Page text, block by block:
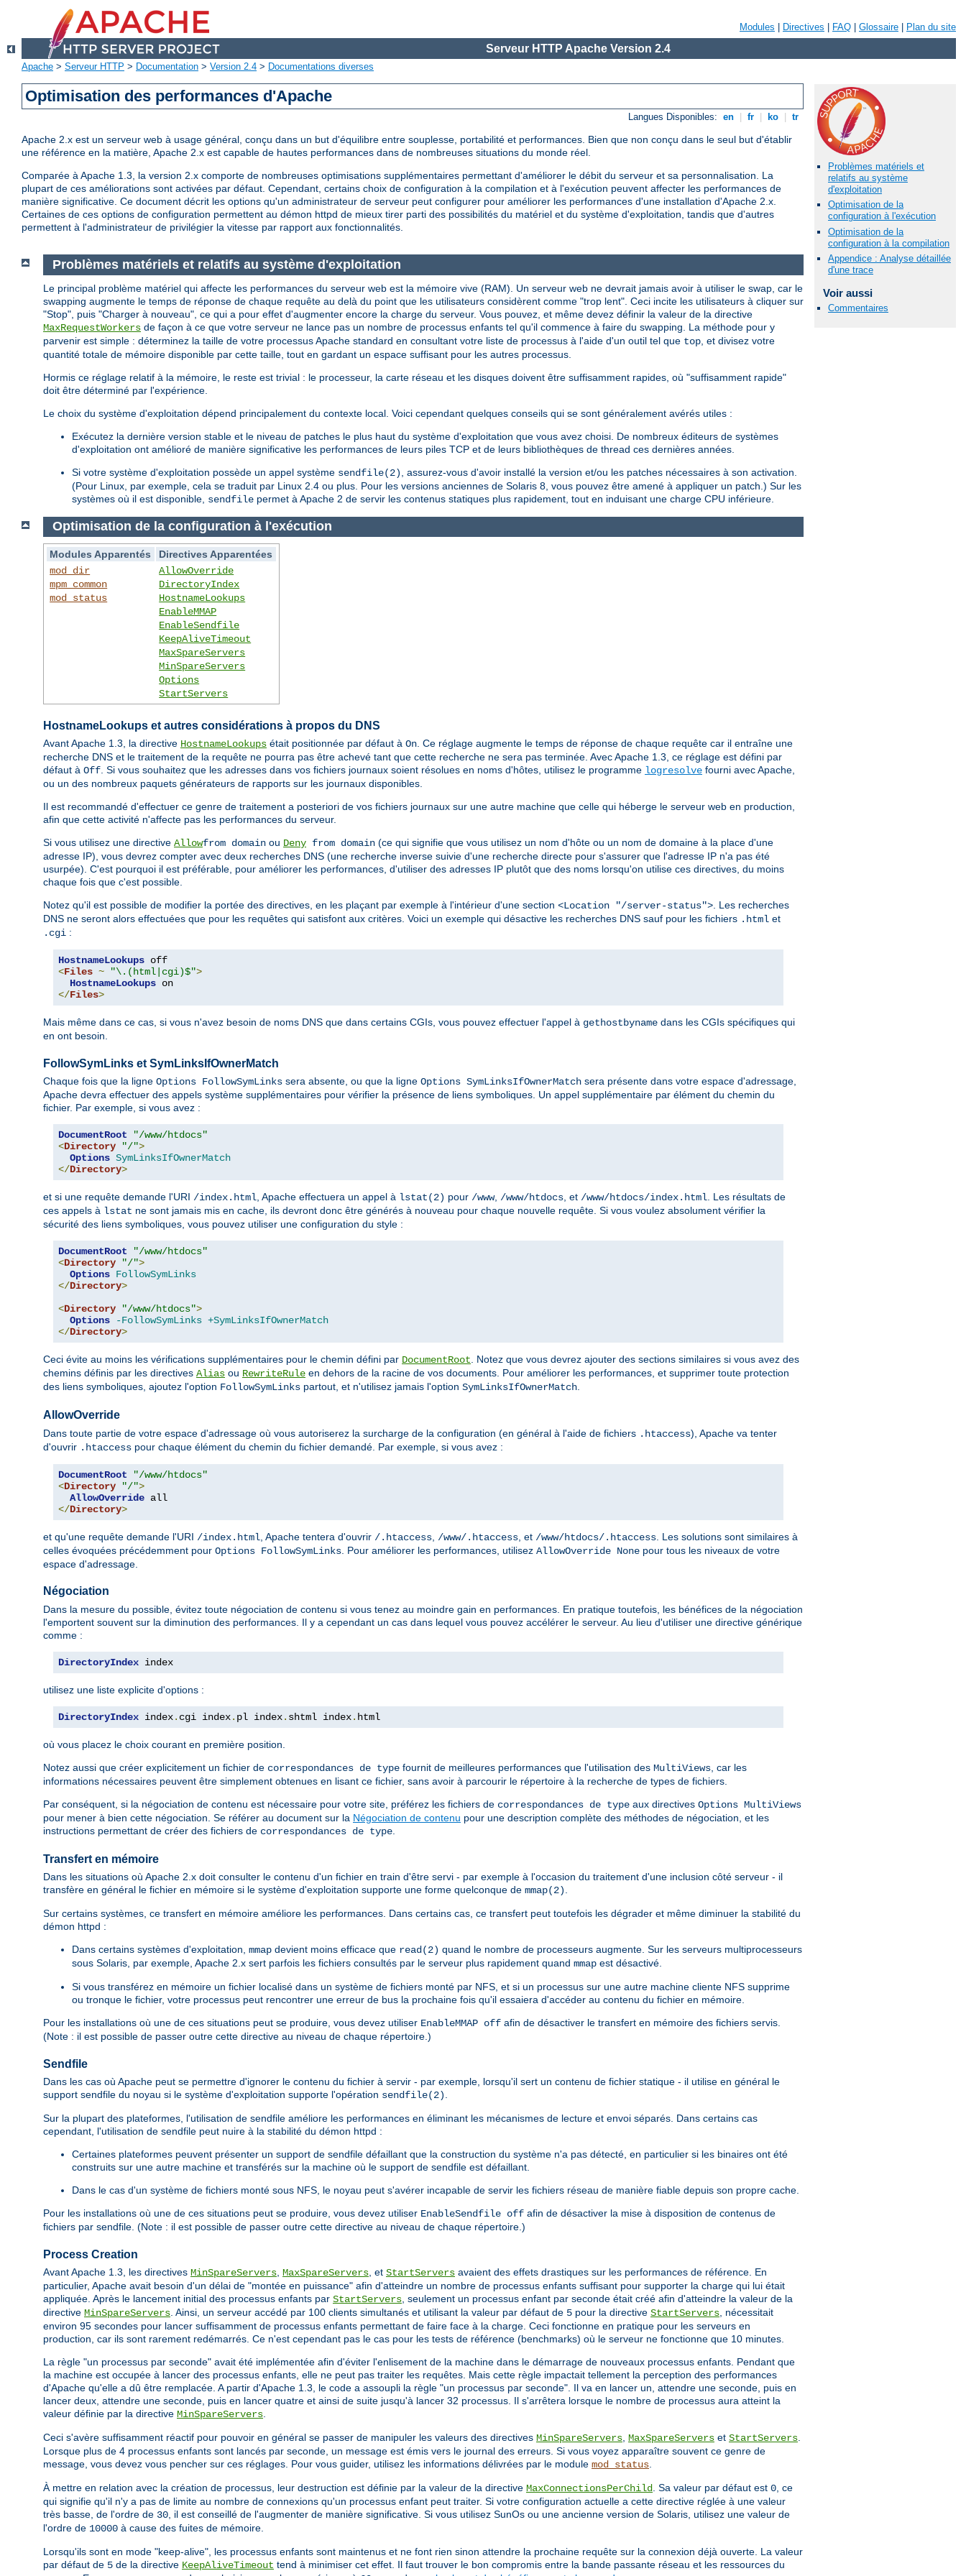
Modules Directives FAQ Glossaire Plan du site
Serveur HTTP Apache Version 2.4
Apache > Serveur HTTP > Documentation > Version 2.4 > Documentations diverses
Optimisation des performances d'Apache
Langues Disponibles: en fr ko tr
Apache 2.x est un serveur web à usage général, conçu dans un but d'équilibre entre souplesse, portabilité et performances. Bien que non conçu dans le seul but d'établir
une référence en la matière, Apache 2.x est capable de hautes performances dans de nombreuses situations du monde réel.
Comparée à Apache 1.3, la version 2.x comporte de nombreuses optimisations supplémentaires permettant d'améliorer le débit du serveur et sa personnalisation. La
plupart de ces améliorations sont activées par défaut. Cependant, certains choix de configuration à la compilation et à l'exécution peuvent affecter les performances de
manière significative. Ce document décrit les options qu'un administrateur de serveur peut configurer pour améliorer les performances d'une installation d'Apache 2.x.
Certaines de ces options de configuration permettent au démon httpd de mieux tirer parti des possibilités du matériel et du système d'exploitation, tandis que d'autres
permettent à l'administrateur de privilégier la vitesse par rapport aux fonctionnalités.
Problèmes matériels et
relatifs au système
d'exploitation
Optimisation de la
configuration à l'exécution
Optimisation de la
configuration à la compilation
Appendice : Analyse détaillée
d'une trace
Voir aussi
Commentaires
Problèmes matériels et relatifs au système d'exploitation
Le principal problème matériel qui affecte les performances du serveur web est la mémoire vive (RAM). Un serveur web ne devrait jamais avoir à utiliser le swap, car le
swapping augmente le temps de réponse de chaque requête au delà du point que les utilisateurs considèrent comme "trop lent". Ceci incite les utilisateurs à cliquer sur
"Stop", puis "Charger à nouveau", ce qui a pour effet d'augmenter encore la charge du serveur. Vous pouvez, et même devez définir la valeur de la directive
MaxRequestWorkers de façon à ce que votre serveur ne lance pas un nombre de processus enfants tel qu'il commence à faire du swapping. La méthode pour y
parvenir est simple : déterminez la taille de votre processus Apache standard en consultant votre liste de processus à l'aide d'un outil tel que top , et divisez votre
quantité totale de mémoire disponible par cette taille, tout en gardant un espace suffisant pour les autres processus.
Hormis ce réglage relatif à la mémoire, le reste est trivial : le processeur, la carte réseau et les disques doivent être suffisamment rapides, où "suffisamment rapide"
doit être déterminé par l'expérience.
Le choix du système d'exploitation dépend principalement du contexte local. Voici cependant quelques conseils qui se sont généralement avérés utiles :
Exécutez la dernière version stable et le niveau de patches le plus haut du système d'exploitation que vous avez choisi. De nombreux éditeurs de systèmes
d'exploitation ont amélioré de manière significative les performances de leurs piles TCP et de leurs bibliothèques de thread ces dernières années.
Si votre système d'exploitation possède un appel système sendfile(2)
, assurez-vous d'avoir installé la version et/ou les patches nécessaires à son activation.
(Pour Linux, par exemple, cela se traduit par Linux 2.4 ou plus. Pour les versions anciennes de Solaris 8, vous pouvez être amené à appliquer un patch.) Sur les
systèmes où il est disponible, sendfile permet à Apache 2 de servir les contenus statiques plus rapidement, tout en induisant une charge CPU inférieure.
Optimisation de la configuration à l'exécution
Modules Apparentés
Directives Apparentées
mod_dir
mpm_common
mod_status
AllowOverride
DirectoryIndex
HostnameLookups
EnableMMAP
EnableSendfile
KeepAliveTimeout
MaxSpareServers
MinSpareServers
Options
StartServers
HostnameLookups et autres considérations à propos du DNS
Avant Apache 1.3, la directive HostnameLookups était positionnée par défaut à On. Ce réglage augmente le temps de réponse de chaque requête car il entraîne une
recherche DNS et le traitement de la requête ne pourra pas être achevé tant que cette recherche ne sera pas terminée. Avec Apache 1.3, ce réglage est défini par
défaut à Off. Si vous souhaitez que les adresses dans vos fichiers journaux soient résolues en noms d'hôtes, utilisez le programme logresolve fourni avec Apache,
ou un des nombreux paquets générateurs de rapports sur les journaux disponibles.
Il est recommandé d'effectuer ce genre de traitement a posteriori de vos fichiers journaux sur une autre machine que celle qui héberge le serveur web en production,
afin que cette activité n'affecte pas les performances du serveur.
Si vous utilisez une directive Allowfrom domain ou Deny from domain (ce qui signifie que vous utilisez un nom d'hôte ou un nom de domaine à la place d'une
adresse IP), vous devrez compter avec deux recherches DNS (une recherche inverse suivie d'une recherche directe pour s'assurer que l'adresse IP n'a pas été
usurpée). C'est pourquoi il est préférable, pour améliorer les performances, d'utiliser des adresses IP plutôt que des noms lorsqu'on utilise ces directives, du moins
chaque fois que c'est possible.
Notez qu'il est possible de modifier la portée des directives, en les plaçant par exemple à l'intérieur d'une section <Location "/server-status">. Les recherches
DNS ne seront alors effectuées que pour les requêtes qui satisfont aux critères. Voici un exemple qui désactive les recherches DNS sauf pour les fichiers .html et
.cgi :
HostnameLookups
<Files ~ "\.(html|cgi)$">
HostnameLookups
</Files>
Mais même dans ce cas, si vous n'avez besoin de noms DNS que dans certains CGIs, vous pouvez effectuer l'appel à gethostbyname dans les CGIs spécifiques qui
en ont besoin.
FollowSymLinks et SymLinksIfOwnerMatch
Chaque fois que la ligne Options FollowSymLinks sera absente, ou que la ligne Options SymLinksIfOwnerMatch sera présente dans votre espace d'adressage,
Apache devra effectuer des appels système supplémentaires pour vérifier la présence de liens symboliques. Un appel supplémentaire par élément du chemin du
fichier. Par exemple, si vous avez :
DocumentRoot
"/www/htdocs"
<Directory "/">
Options SymLinksIfOwnerMatch
</Directory>
et si une requête demande l'URI /index.html, Apache effectuera un appel à lstat(2) pour /www, /www/htdocs, et /www/htdocs/index.html. Les résultats de
ces appels à lstat ne sont jamais mis en cache, ils devront donc être générés à nouveau pour chaque nouvelle requête. Si vous voulez absolument vérifier la
sécurité des liens symboliques, vous pouvez utiliser une configuration du style :
DocumentRoot
"/www/htdocs"
<Directory "/">
Options FollowSymLinks
</Directory>
<Directory "/www/htdocs">
Options
-FollowSymLinks +SymLinksIfOwnerMatch
</Directory>
Ceci évite au moins les vérifications supplémentaires pour le chemin défini par DocumentRoot. Notez que vous devrez ajouter des sections similaires si vous avez des
chemins définis par les directives Alias ou RewriteRule en dehors de la racine de vos documents. Pour améliorer les performances, et supprimer toute protection
des liens symboliques, ajoutez l'option FollowSymLinks partout, et n'utilisez jamais l'option SymLinksIfOwnerMatch.
AllowOverride
Dans toute partie de votre espace d'adressage où vous autoriserez la surcharge de la configuration (en général à l'aide de fichiers .htaccess), Apache va tenter
d'ouvrir .htaccess pour chaque élément du chemin du fichier demandé. Par exemple, si vous avez :
DocumentRoot
"/www/htdocs"
<Directory "/">
AllowOverride
</Directory>
et qu'une requête demande l'URI /index.html , Apache tentera d'ouvrir /.htaccess /www/.htaccess , et /www/htdocs/.htaccess . Les solutions sont similaires à
celles évoquées précédemment pour Options FollowSymLinks . Pour améliorer les performances, utilisez AllowOverride None pour tous les niveaux de votre
espace d'adressage.
Négociation
Dans la mesure du possible, évitez toute négociation de contenu si vous tenez au moindre gain en performances. En pratique toutefois, les bénéfices de la négociation
l'emportent souvent sur la diminution des performances. Il y a cependant un cas dans lequel vous pouvez accélérer le serveur. Au lieu d'utiliser une directive générique
comme :
DirectoryIndex index
utilisez une liste explicite d'options :
DirectoryIndex index. cgi index. pl index. shtml index. html
où vous placez le choix courant en première position.
Notez aussi que créer explicitement un fichier de correspondances de type fournit de meilleures performances que l'utilisation des MultiViews , car les
informations nécessaires peuvent être simplement obtenues en lisant ce fichier, sans avoir à parcourir le répertoire à la recherche de types de fichiers.
Par conséquent, si la négociation de contenu est nécessaire pour votre site, préférez les fichiers de correspondances de type aux directives Options MultiViews
pour mener à bien cette négociation. Se référer au document sur la Négociation de contenu pour une description complète des méthodes de négociation, et les
instructions permettant de créer des fichiers de correspondances de type
Transfert en mémoire
Dans les situations où Apache 2.x doit consulter le contenu d'un fichier en train d'être servi - par exemple à l'occasion du traitement d'une inclusion côté serveur - il
transfère en général le fichier en mémoire si le système d'exploitation supporte une forme quelconque de mmap(2)
Sur certains systèmes, ce transfert en mémoire améliore les performances. Dans certains cas, ce transfert peut toutefois les dégrader et même diminuer la stabilité du
démon httpd :
Dans certains systèmes d'exploitation, mmap devient moins efficace que read(2) quand le nombre de processeurs augmente. Sur les serveurs multiprocesseurs
sous Solaris, par exemple, Apache 2.x sert parfois les fichiers consultés par le serveur plus rapidement quand mmap est désactivé.
Si vous transférez en mémoire un fichier localisé dans un système de fichiers monté par NFS, et si un processus sur une autre machine cliente NFS supprime
ou tronque le fichier, votre processus peut rencontrer une erreur de bus la prochaine fois qu'il essaiera d'accéder au contenu du fichier en mémoire.
Pour les installations où une de ces situations peut se produire, vous devez utiliser EnableMMAP off afin de désactiver le transfert en mémoire des fichiers servis.
(Note : il est possible de passer outre cette directive au niveau de chaque répertoire.)
Sendfile
Dans les cas où Apache peut se permettre d'ignorer le contenu du fichier à servir - par exemple, lorsqu'il sert un contenu de fichier statique - il utilise en général le
support sendfile du noyau si le système d'exploitation supporte l'opération sendfile(2)
Sur la plupart des plateformes, l'utilisation de sendfile améliore les performances en éliminant les mécanismes de lecture et envoi séparés. Dans certains cas
cependant, l'utilisation de sendfile peut nuire à la stabilité du démon httpd :
Certaines plateformes peuvent présenter un support de sendfile défaillant que la construction du système n'a pas détecté, en particulier si les binaires ont été
construits sur une autre machine et transférés sur la machine où le support de sendfile est défaillant.
Dans le cas d'un système de fichiers monté sous NFS, le noyau peut s'avérer incapable de servir les fichiers réseau de manière fiable depuis son propre cache.
Pour les installations où une de ces situations peut se produire, vous devez utiliser EnableSendfile off afin de désactiver la mise à disposition de contenus de
fichiers par sendfile. (Note : il est possible de passer outre cette directive au niveau de chaque répertoire.)
Process Creation
Avant Apache 1.3, les directives MinSpareServers, MaxSpareServers, et StartServers avaient des effets drastiques sur les performances de référence. En
particulier, Apache avait besoin d'un délai de "montée en puissance" afin d'atteindre un nombre de processus enfants suffisant pour supporter la charge qui lui était
appliquée. Après le lancement initial des processus enfants par StartServers, seulement un processus enfant par seconde était créé afin d'atteindre la valeur de la
directive MinSpareServers. Ainsi, un serveur accédé par 100 clients simultanés et utilisant la valeur par défaut de 5 pour la directive StartServers, nécessitait
environ 95 secondes pour lancer suffisamment de processus enfants permettant de faire face à la charge. Ceci fonctionne en pratique pour les serveurs en
production, car ils sont rarement redémarrés. Ce n'est cependant pas le cas pour les tests de référence (benchmarks) où le serveur ne fonctionne que 10 minutes.
La règle "un processus par seconde" avait été implémentée afin d'éviter l'enlisement de la machine dans le démarrage de nouveaux processus enfants. Pendant que
la machine est occupée à lancer des processus enfants, elle ne peut pas traiter les requêtes. Mais cette règle impactait tellement la perception des performances
d'Apache qu'elle a dû être remplacée. A partir d'Apache 1.3, le code a assoupli la règle "un processus par seconde". Il va en lancer un, attendre une seconde, puis en
lancer deux, attendre une seconde, puis en lancer quatre et ainsi de suite jusqu'à lancer 32 processus. Il s'arrêtera lorsque le nombre de processus aura atteint la
valeur définie par la directive MinSpareServers.
Ceci s'avère suffisamment réactif pour pouvoir en général se passer de manipuler les valeurs des directives MinSpareServers, MaxSpareServers et StartServers.
Lorsque plus de 4 processus enfants sont lancés par seconde, un message est émis vers le journal des erreurs. Si vous voyez apparaître souvent ce genre de
message, vous devez vous pencher sur ces réglages. Pour vous guider, utilisez les informations délivrées par le module mod_status.
À mettre en relation avec la création de processus, leur destruction est définie par la valeur de la directive MaxConnectionsPerChild. Sa valeur par défaut est 0, ce
qui signifie qu'il n'y a pas de limite au nombre de connexions qu'un processus enfant peut traiter. Si votre configuration actuelle a cette directive réglée à une valeur
très basse, de l'ordre de 30, il est conseillé de l'augmenter de manière significative. Si vous utilisez SunOs ou une ancienne version de Solaris, utilisez une valeur de
l'ordre de 10000 à cause des fuites de mémoire.
Lorsqu'ils sont en mode "keep-alive", les processus enfants sont maintenus et ne font rien sinon attendre la prochaine requête sur la connexion déjà ouverte. La valeur
par défaut de 5 de la directive KeepAliveTimeout tend à minimiser cet effet. Il faut trouver le bon compromis entre la bande passante réseau et les ressources du